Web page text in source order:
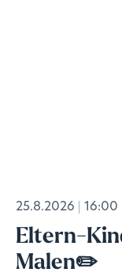
25.8.2026 16:00
Eltern-
Malen✏️